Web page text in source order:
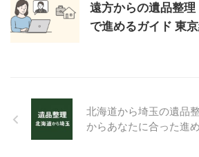
遠方からの遺品整理
で進めるガイド 東
北海道から埼玉の遺品
からあなたに合った進